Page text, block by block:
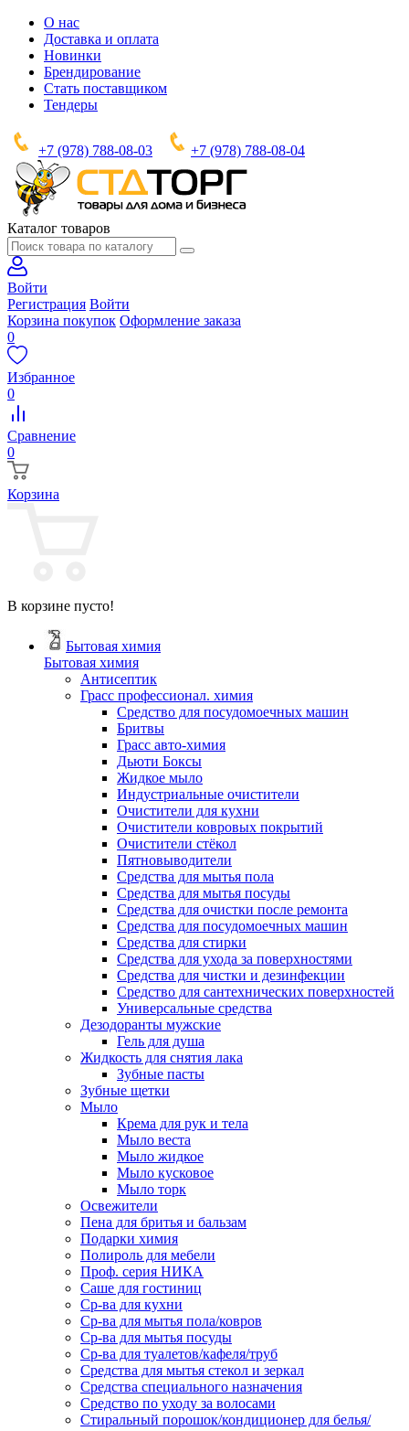
О нас
Доставка и оплата
Новинки
Брендирование
Стать поставщиком
Тендеры
+7 (978) 788-08-03 +7 (978) 788-08-04
Каталог товаров
Войти
Регистрация Войти
Корзина покупок Оформление заказа
0
Избранное
0
Сравнение
0
Корзина
В корзине пусто!
Бытовая химия
Бытовая химия
Антисептик
Грасс профессионал. химия
Cредство для посудомоечных машин
Бритвы
Грасс авто-химия
Дьюти Боксы
Жидкое мыло
Индустриальные очистители
Очистители для кухни
Очистители ковровых покрытий
Очистители стёкол
Пятновыводители
Средства для мытья пола
Средства для мытья посуды
Средства для очистки после ремонта
Средства для посудомоечных машин
Средства для стирки
Средства для ухода за поверхностями
Средства для чистки и дезинфекции
Средство для сантехнических поверхностей
Универсальные средства
Дезодоранты мужские
Гель для душа
Жидкость для снятия лака
Зубные пасты
Зубные щетки
Мыло
Крема для рук и тела
Мыло веста
Мыло жидкое
Мыло кусковое
Мыло торк
Освежители
Пена для бритья и бальзам
Подарки химия
Полироль для мебели
Проф. серия НИКА
Саше для гостиниц
Ср-ва для кухни
Ср-ва для мытья пола/ковров
Ср-ва для мытья посуды
Ср-ва для туалетов/кафеля/труб
Средства для мытья стекол и зеркал
Средства специального назначения
Средство по уходу за волосами
Стиральный порошок/кондиционер для белья/